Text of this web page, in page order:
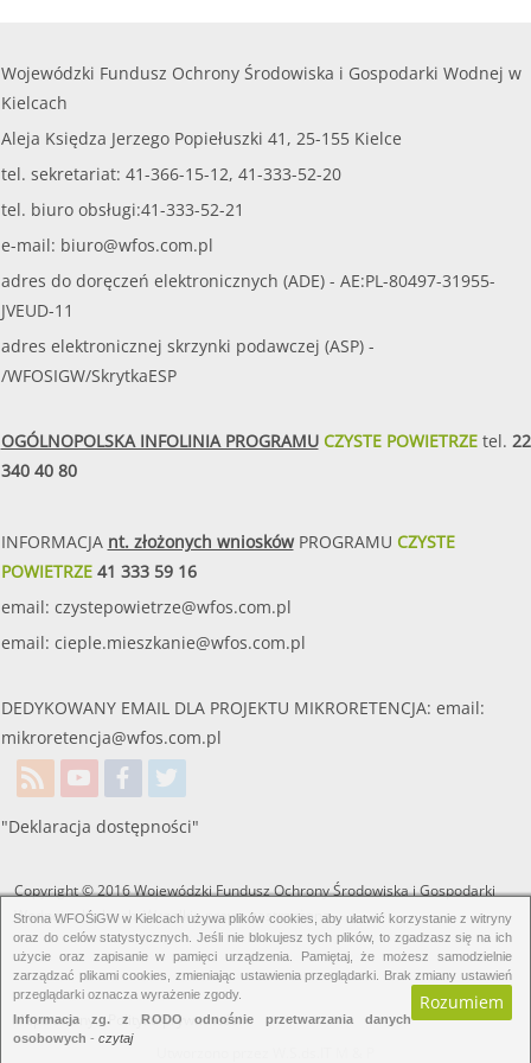
Wojewódzki Fundusz Ochrony Środowiska i Gospodarki Wodnej w
Kielcach
Aleja Księdza Jerzego Popiełuszki 41, 25-155 Kielce
tel. sekretariat: 41-366-15-12, 41-333-52-20
tel. biuro obsługi:41-333-52-21
e-mail: biuro@wfos.com.pl
adres do doręczeń elektronicznych (ADE) - AE:PL-80497-31955-
JVEUD-11
adres elektronicznej skrzynki podawczej (ASP) -
/WFOSIGW/SkrytkaESP
OGÓLNOPOLSKA INFOLINIA PROGRAMUCZYSTE POWIETRZEtel. 22
340 40 80
INFORMACJA nt. złożonych wnioskówPROGRAMU CZYSTE
POWIETRZE41 333 59 16
email: czystepowietrze@wfos.com.pl
email: cieple.mieszkanie@wfos.com.pl
DEDYKOWANY EMAIL DLA PROJEKTU MIKRORETENCJA: email:
mikroretencja@wfos.com.pl
"Deklaracja dostępności"
Copyright © 2016 Wojewódzki Fundusz Ochrony Środowiska i Gospodarki
Wodnej w Kielcach. Wszelkie prawa zastrzeżone.
Mapa strony. Polityka prywatności.
Strona WFOŚiGW w Kielcach używa plików cookies, aby ułatwić korzystanie z witryny
oraz do celów statystycznych. Jeśli nie blokujesz tych plików, to zgadzasz się na ich
użycie oraz zapisanie w pamięci urządzenia. Pamiętaj, że możesz samodzielnie
zarządzać plikami cookies, zmieniając ustawienia przeglądarki. Brak zmiany ustawień
przeglądarki oznacza wyrażenie zgody.
Rozumiem
Informacja zg. z RODO odnośnie przetwarzania danych
osobowych - czytaj